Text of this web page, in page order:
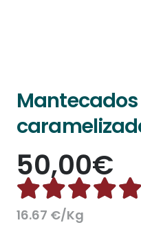
50,00€
16.67 €/Kg